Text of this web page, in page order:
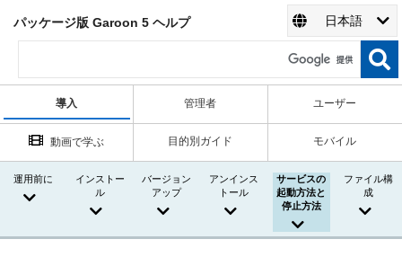
パッケージ版 Garoon 5 ヘルプ 日本語
導入 管理者 ユーザー
動画で学ぶ 目的別ガイド モバイル
運用前に
インストー
ル
バージョン
アップ
アンインス
トール
サービスの
起動方法と
停止方法
ファイル構
成